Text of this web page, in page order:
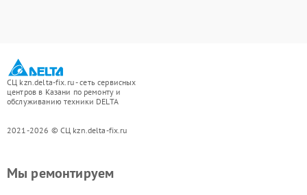
СЦ kzn.delta-fix.ru - сеть сервисных
центров в Казани по ремонту и
обслуживанию техники DELTA
2021-2026 © СЦ kzn.delta-fix.ru
Мы ремонтируем